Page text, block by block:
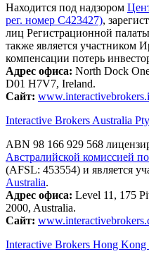
Находится под надзором
рег. номер C423427),
лиц Регистрационной
также является участником
компенсации потерь
Адрес офиса: North Dock
D01 H7V7, Ireland.
Сайт:
Interactive Brokers Australia
ABN 98 166 929 568
Австралийской комиссией
(AFSL: 453554) и является
Australia.
Адрес офиса: Level 11, 175
2000, Australia.
Сайт:
Interactive Brokers Hong